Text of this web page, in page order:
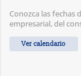
Conozca las fechas
empresarial, del
Ver calendario